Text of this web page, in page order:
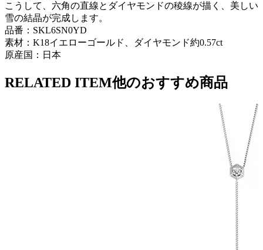
こうして、六角の直線とダイヤモンドの稜線が描く、美しい
雪の結晶が完成します。
品番：SKL6SN0YD
素材：K18イエローゴールド、ダイヤモンド約0.57ct
原産国：日本
RELATED ITEM他のおすすめ商品